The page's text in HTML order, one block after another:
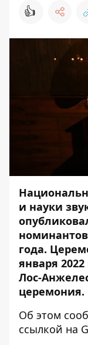
👍
и науки
года.
января
Лос-
церемония.
Об этом
ссылкой на